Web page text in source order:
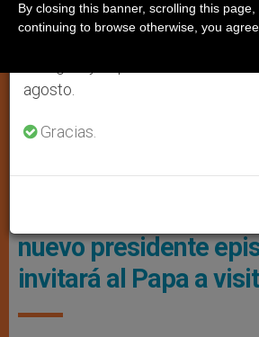
Mons.
España: El cardenal
nuevo presidente
invitará al Papa a
agosto.
Gracias.
By closing this banner, scrolling this
continuing to browse otherwise, you